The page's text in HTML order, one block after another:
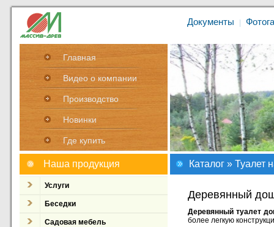
Документы
Главная
Видео о компании
Производство
Новинки
Где купить
Наша продукция Каталог » Туалет
Услуги
Беседки
Садовая мебель
Деревянный
Деревянный туалет
более легкую